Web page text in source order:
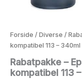
Forside / Diverse /
kompatibel 113 – 340ml
Rabatpakke –
kompatibel 113